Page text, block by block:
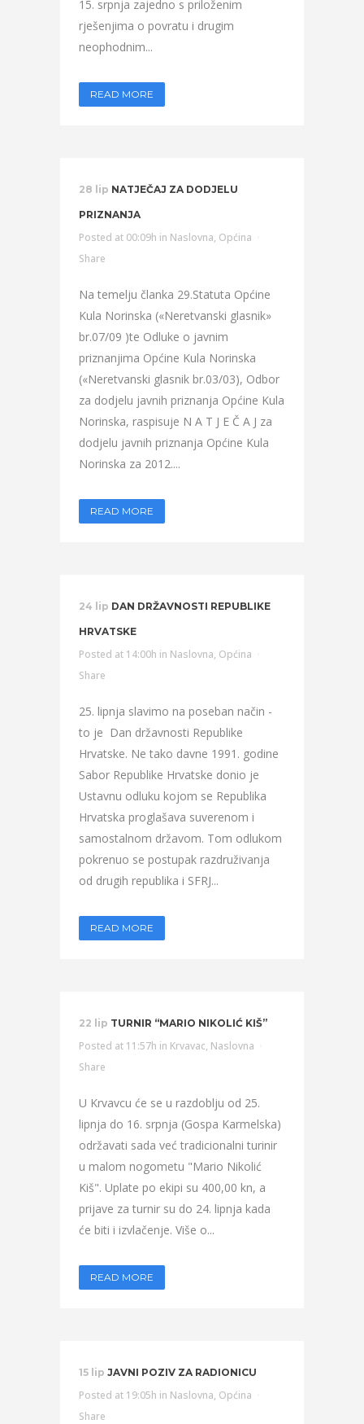
15. srpnja zajedno s priloženim
rješenjima o povratu i drugim
neophodnim...
READ MORE
28 lip NATJEČAJ ZA DODJELU
PRIZNANJA
Posted at 00:09h in Naslovna, Općina
Share
Na temelju članka 29.Statuta Općine
Kula Norinska («Neretvanski glasnik»
br.07/09 )te Odluke o javnim
priznanjima Općine Kula Norinska
(«Neretvanski glasnik br.03/03), Odbor
za dodjelu javnih priznanja Općine Kula
Norinska, raspisuje N A T J E Č A J za
dodjelu javnih priznanja Općine Kula
Norinska za 2012....
READ MORE
24 lip DAN DRŽAVNOSTI REPUBLIKE
HRVATSKE
Posted at 14:00h in Naslovna, Općina
Share
25. lipnja slavimo na poseban način -
to je Dan državnosti Republike
Hrvatske. Ne tako davne 1991. godine
Sabor Republike Hrvatske donio je
Ustavnu odluku kojom se Republika
Hrvatska proglašava suverenom i
samostalnom državom. Tom odlukom
pokrenuo se postupak razdruživanja
od drugih republika i SFRJ...
READ MORE
22 lip TURNIR “MARIO NIKOLIĆ KIŠ”
Posted at 11:57h in Krvavac, Naslovna
Share
U Krvavcu će se u razdoblju od 25.
lipnja do 16. srpnja (Gospa Karmelska)
održavati sada već tradicionalni turinir
u malom nogometu "Mario Nikolić
Kiš". Uplate po ekipi su 400,00 kn, a
prijave za turnir su do 24. lipnja kada
će biti i izvlačenje. Više o...
READ MORE
15 lip JAVNI POZIV ZA RADIONICU
Posted at 19:05h in Naslovna, Općina
Share